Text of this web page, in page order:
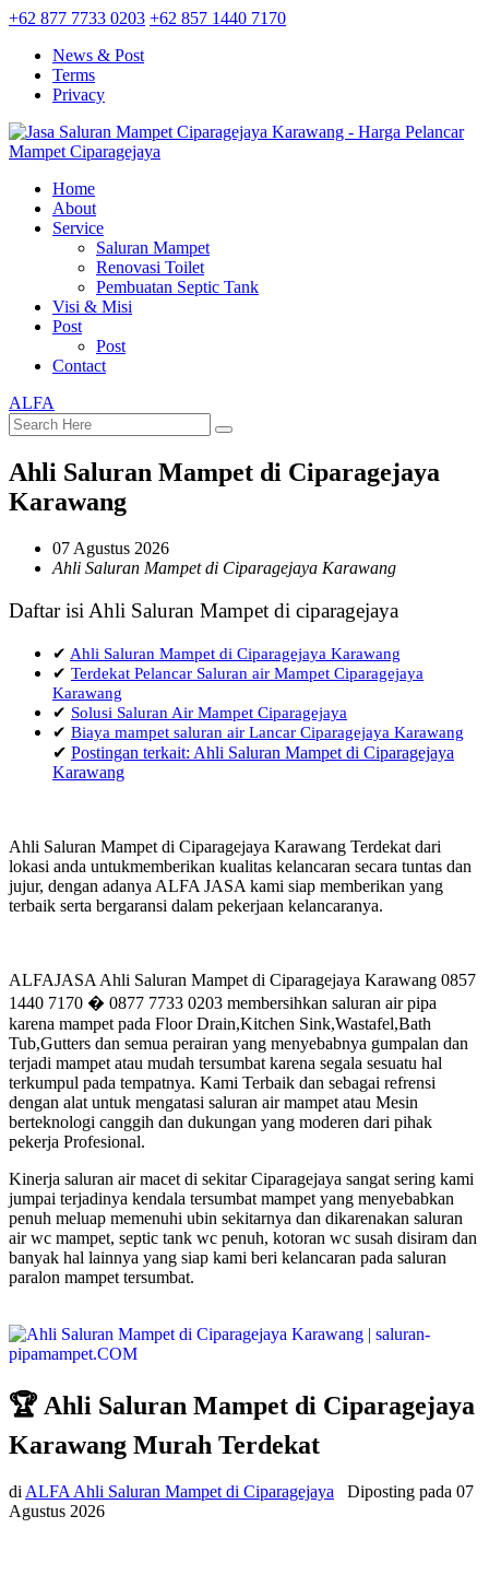
+62 877 7733 0203 +62 857 1440 7170
News & Post
Terms
Privacy
Home
About
Service
Saluran Mampet
Renovasi Toilet
Pembuatan Septic Tank
Visi & Misi
Post
Post
Contact
ALFA
Ahli Saluran Mampet di Ciparagejaya
Karawang
07 Agustus 2026
Ahli Saluran Mampet di Ciparagejaya Karawang
Daftar isi Ahli Saluran Mampet di ciparagejaya
✔ Ahli Saluran Mampet di Ciparagejaya Karawang
✔ Terdekat Pelancar Saluran air Mampet Ciparagejaya
Karawang
✔ Solusi Saluran Air Mampet Ciparagejaya
✔ Biaya mampet saluran air Lancar Ciparagejaya Karawang
✔ Postingan terkait: Ahli Saluran Mampet di Ciparagejaya
Karawang
Ahli Saluran Mampet di Ciparagejaya Karawang Terdekat dari
lokasi anda untukmemberikan kualitas kelancaran secara tuntas dan
jujur, dengan adanya ALFA JASA kami siap memberikan yang
terbaik serta bergaransi dalam pekerjaan kelancaranya.
ALFAJASA Ahli Saluran Mampet di Ciparagejaya Karawang 0857
1440 7170 � 0877 7733 0203 membersihkan saluran air pipa
karena mampet pada Floor Drain,Kitchen Sink,Wastafel,Bath
Tub,Gutters dan semua perairan yang menyebabnya gumpalan dan
terjadi mampet atau mudah tersumbat karena segala sesuatu hal
terkumpul pada tempatnya. Kami Terbaik dan sebagai refrensi
dengan alat untuk mengatasi saluran air mampet atau Mesin
berteknologi canggih dan dukungan yang moderen dari pihak
pekerja Profesional.
Kinerja saluran air macet di sekitar Ciparagejaya sangat sering kami
jumpai terjadinya kendala tersumbat mampet yang menyebabkan
penuh meluap memenuhi ubin sekitarnya dan dikarenakan saluran
air wc mampet, septic tank wc penuh, kotoran wc susah disiram dan
banyak hal lainnya yang siap kami beri kelancaran pada saluran
paralon mampet tersumbat.
🏆 Ahli Saluran Mampet di Ciparagejaya
Karawang Murah Terdekat
di ALFA Ahli Saluran Mampet di Ciparagejaya Diposting pada 07
Agustus 2026